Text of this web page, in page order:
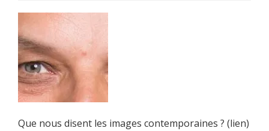
Que nous disent les images contemporaines ? (lien)